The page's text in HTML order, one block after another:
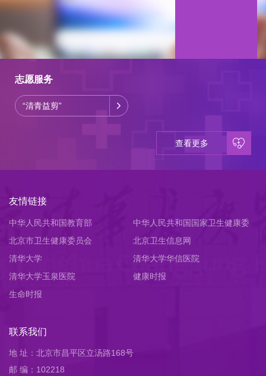
志愿服务
“清青益剪”
查看更多
友情链接
中华人民共和国教育部
中华人民共和国国家卫生健康委
员会
北京市卫生健康委员会
北京卫生信息网
清华大学
清华大学华信医院
清华大学玉泉医院
健康时报
生命时报
联系我们
地 址：北京市昌平区立汤路168号
邮 编：102218